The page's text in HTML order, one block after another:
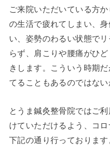
ご来院いただいている方
の生活で疲れてしまい、
い、姿勢のわるい状態で
らず、肩こりや腰痛がひ
きします。こういう時期
てることもあるのではない
とうま鍼灸整骨院ではご
けていただけるよう、コ
下記の通り行っております